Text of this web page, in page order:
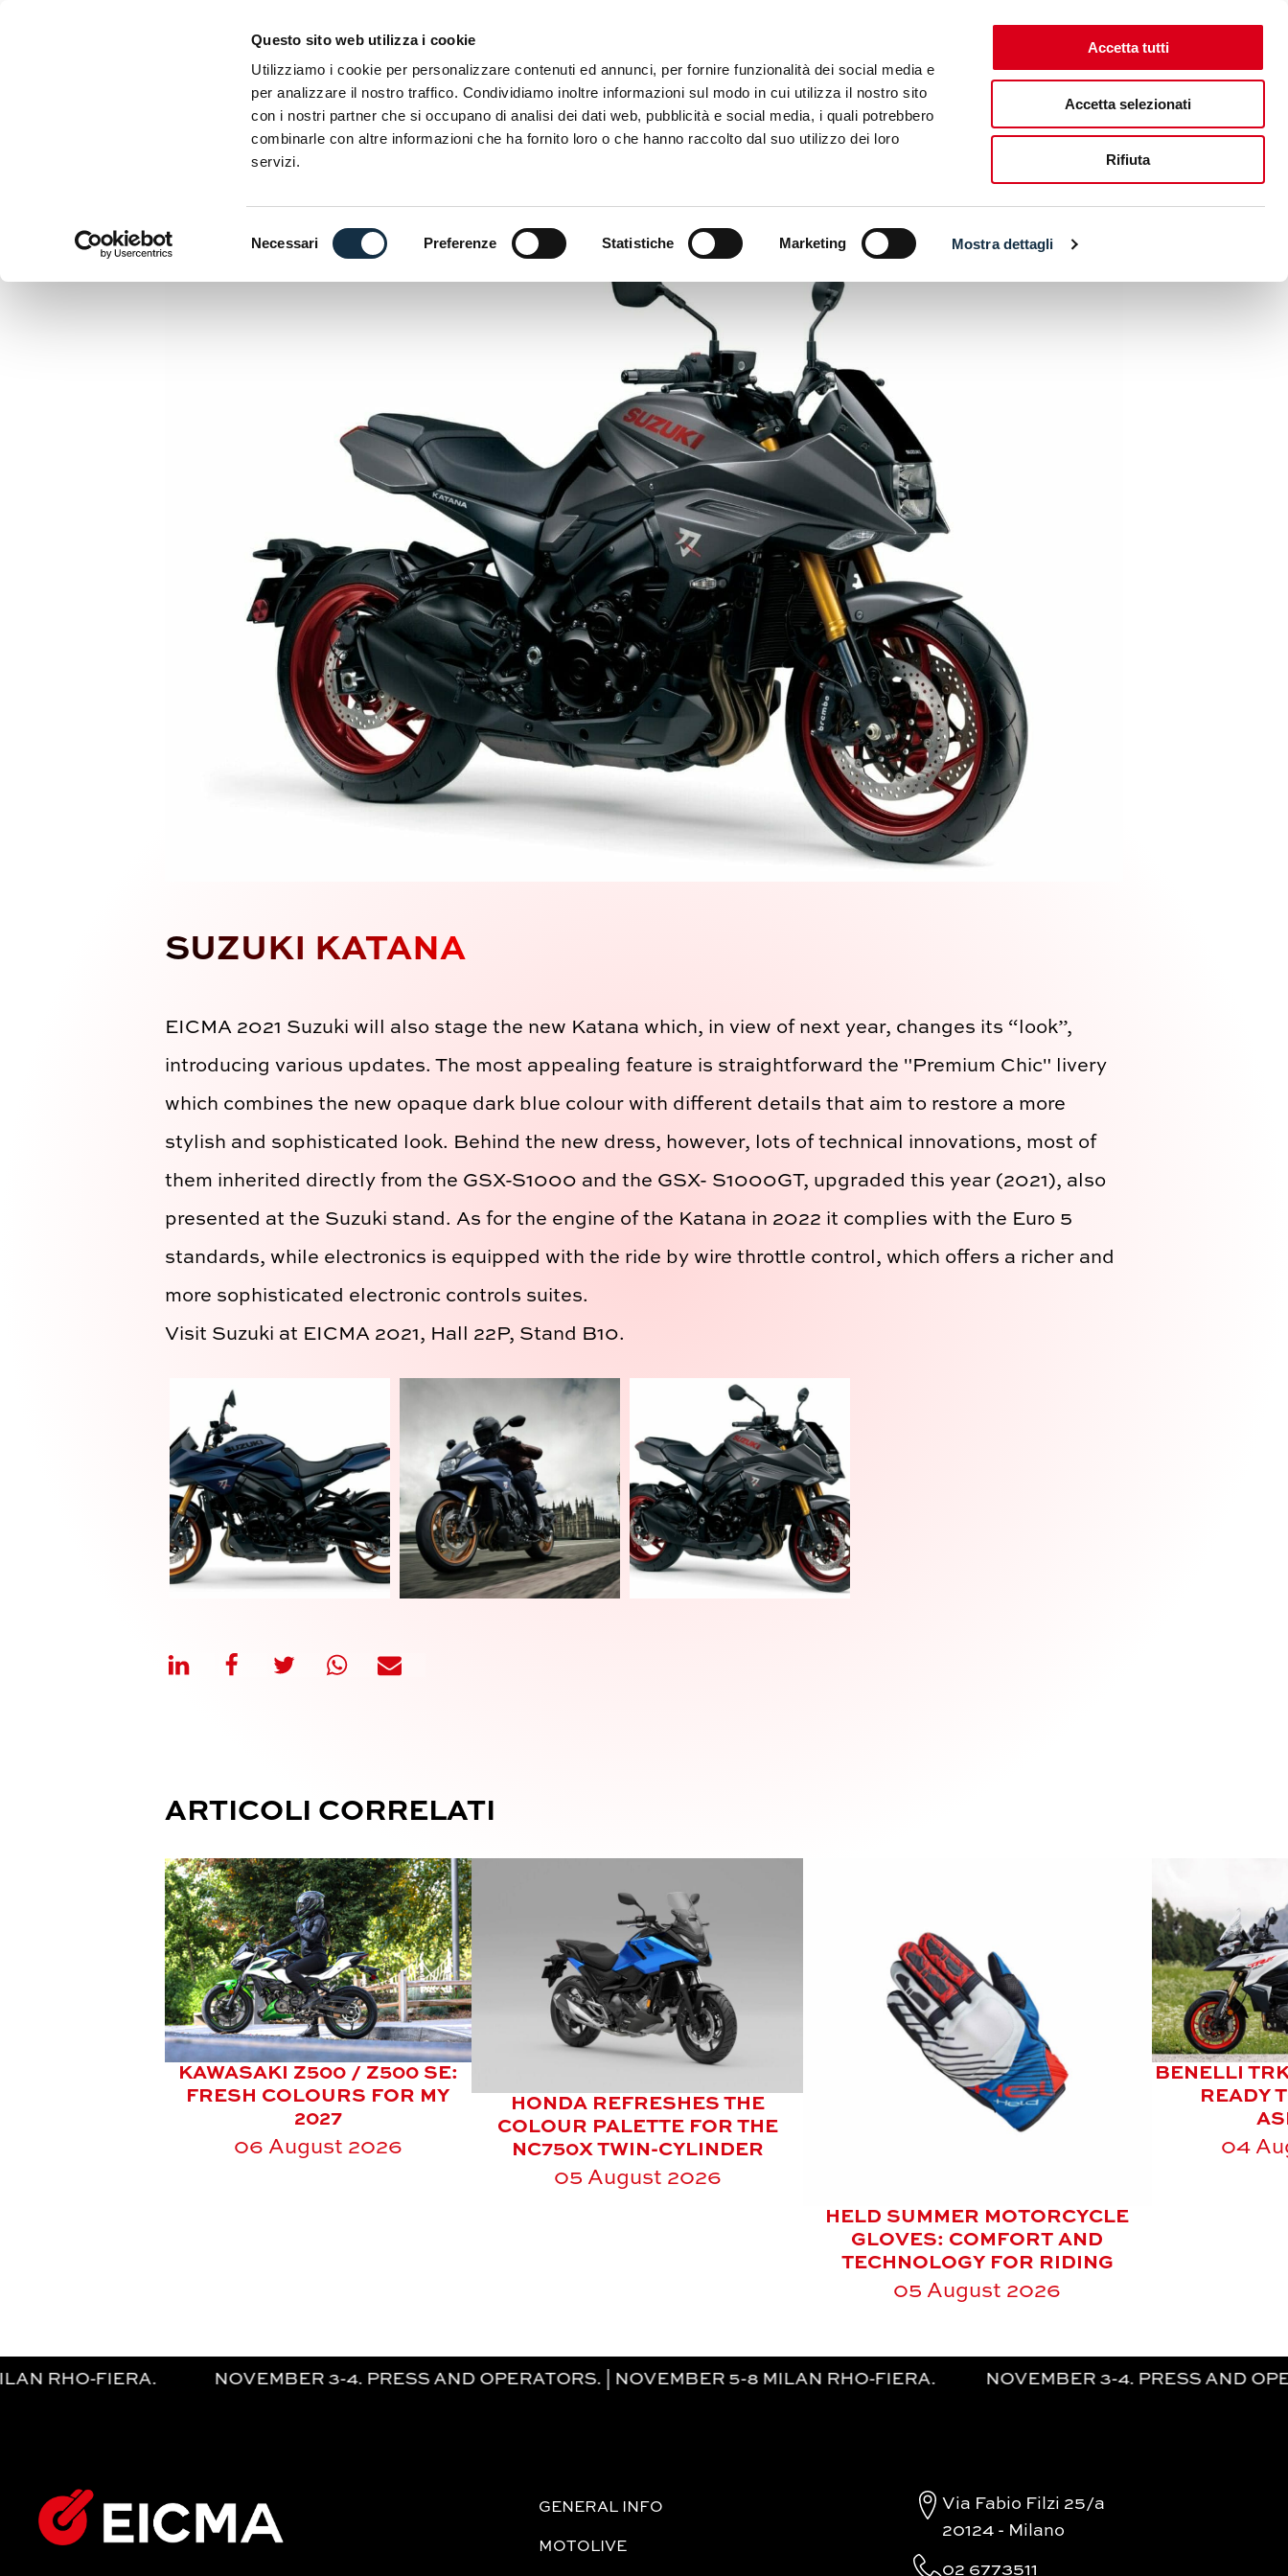
Questo sito web utilizza i cookie
Utilizziamo i cookie per personalizzare contenuti ed annunci, per fornire funzionalità dei social media e
per analizzare il nostro traffico. Condividiamo inoltre informazioni sul modo in cui utilizza il nostro sito
con i nostri partner che si occupano di analisi dei dati web, pubblicità e social media, i quali potrebbero
combinarle con altre informazioni che ha fornito loro o che hanno raccolto dal suo utilizzo dei loro
servizi.
Necessari Preferenze Statistiche Marketing Mostra dettagli
Accetta tutti
Accetta selezionati
Rifiuta
EXHIBITORS HOSPITALITY ITA TICKET SHOP
EXHIBITORS LIST 2026 MOTOLIVE ARENA SPECIAL AREAS MEDIA NEWS EICMA RIDING FEST
»SUZUKI KATANA
SUZUKI KATANA
EICMA 2021 Suzuki will also stage the new Katana which, in view of next year, changes its “look”,
introducing various updates. The most appealing feature is straightforward the "Premium Chic" livery
which combines the new opaque dark blue colour with different details that aim to restore a more
stylish and sophisticated look. Behind the new dress, however, lots of technical innovations, most of
them inherited directly from the ​​GSX-S1000 and the GSX- S1000GT, upgraded this year (2021), also
presented at the Suzuki stand. As for the engine of the Katana in 2022 it complies with the Euro 5
standards, while electronics is equipped with the ride by wire throttle control, which offers a richer and
more sophisticated electronic controls suites.
Visit Suzuki at EICMA 2021, Hall 22P, Stand B10.
ARTICOLI CORRELATI
KAWASAKI Z500 / Z500 SE:
FRESH COLOURS FOR MY
2027
06 August 2026
HONDA REFRESHES THE
COLOUR PALETTE FOR THE
NC750X TWIN-CYLINDER
05 August 2026
HELD SUMMER MOTORCYCLE
GLOVES: COMFORT AND
TECHNOLOGY FOR RIDING
05 August 2026
BENELLI
READY
04
NOVEMBER 3-4. PRESS AND OPERATORS. | NOVEMBER 5-8 MILAN RHO-FIERA. NOVEMBER 3-4. PRESS AND OPERATORS. |
GENERAL INFO
MOTOLIVE
Via Fabio Filzi 25/a
20124 - Milano
02 6773511